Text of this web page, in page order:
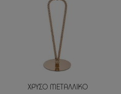
ΧΡΥΣΟ ΜΕΤΑΛΛΙΚΟ